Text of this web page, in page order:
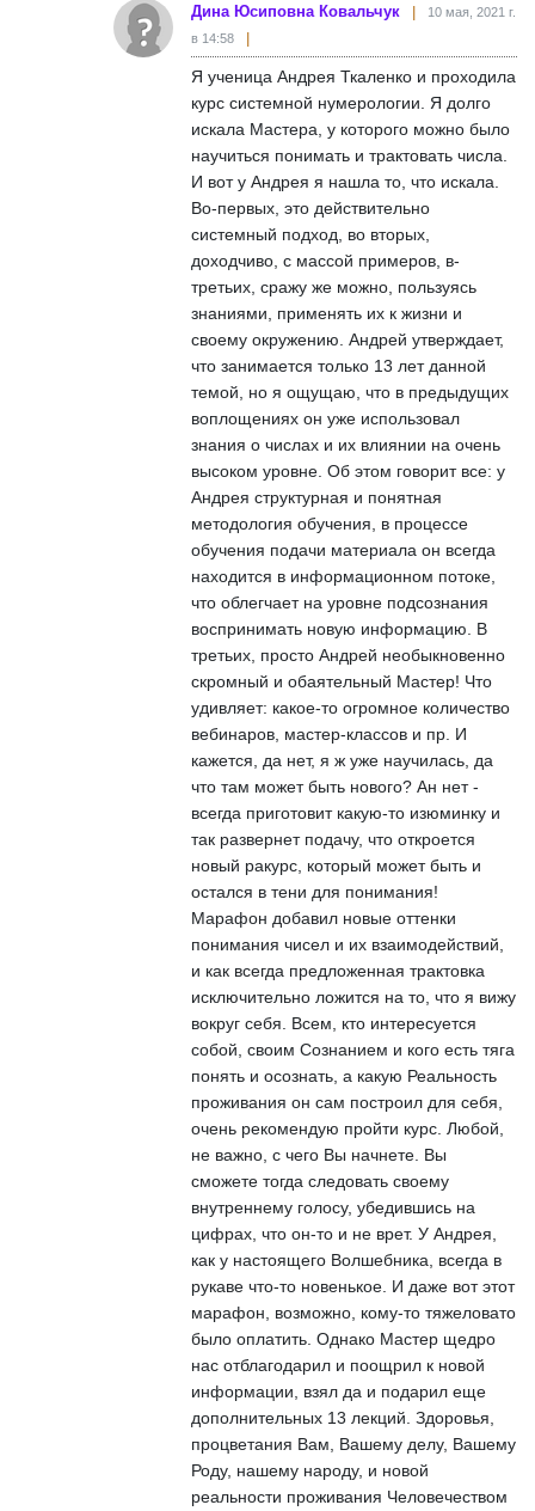
Дина Юсиповна Ковальчук
10 мая, 2021 г.
в 14:58
Я ученица Андрея Ткаленко и проходила
курс системной нумерологии. Я долго
искала Мастера, у которого можно было
научиться понимать и трактовать числа.
И вот у Андрея я нашла то, что искала.
Во-первых, это действительно
системный подход, во вторых,
доходчиво, с массой примеров, в-
третьих, сражу же можно, пользуясь
знаниями, применять их к жизни и
своему окружению. Андрей утверждает,
что занимается только 13 лет данной
темой, но я ощущаю, что в предыдущих
воплощениях он уже использовал
знания о числах и их влиянии на очень
высоком уровне. Об этом говорит все: у
Андрея структурная и понятная
методология обучения, в процессе
обучения подачи материала он всегда
находится в информационном потоке,
что облегчает на уровне подсознания
воспринимать новую информацию. В
третьих, просто Андрей необыкновенно
скромный и обаятельный Мастер! Что
удивляет: какое-то огромное количество
вебинаров, мастер-классов и пр. И
кажется, да нет, я ж уже научилась, да
что там может быть нового? Ан нет -
всегда приготовит какую-то изюминку и
так развернет подачу, что откроется
новый ракурс, который может быть и
остался в тени для понимания!
Марафон добавил новые оттенки
понимания чисел и их взаимодействий,
и как всегда предложенная трактовка
исключительно ложится на то, что я вижу
вокруг себя. Всем, кто интересуется
собой, своим Сознанием и кого есть тяга
понять и осознать, а какую Реальность
проживания он сам построил для себя,
очень рекомендую пройти курс. Любой,
не важно, с чего Вы начнете. Вы
сможете тогда следовать своему
внутреннему голосу, убедившись на
цифрах, что он-то и не врет. У Андрея,
как у настоящего Волшебника, всегда в
рукаве что-то новенькое. И даже вот этот
марафон, возможно, кому-то тяжеловато
было оплатить. Однако Мастер щедро
нас отблагодарил и поощрил к новой
информации, взял да и подарил еще
дополнительных 13 лекций. Здоровья,
процветания Вам, Вашему делу, Вашему
Роду, нашему народу, и новой
реальности проживания Человечеством